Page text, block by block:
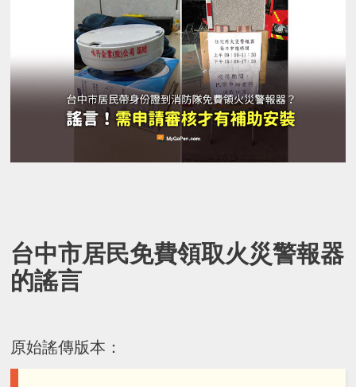
台中市居民免費領取火災警報器
的謠言
原始謠傳版本：